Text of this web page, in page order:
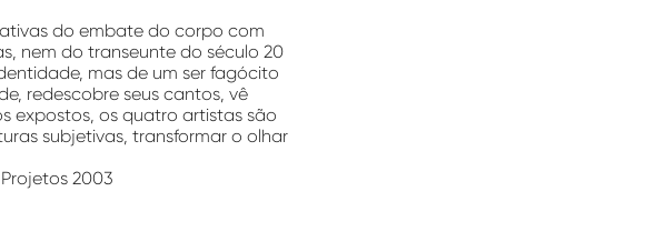
do embate do corpo com
nem do transeunte do século 20
mas de um ser fagócito
redescobre seus cantos, vê
expostos, os quatro artistas são
subjetivas, transformar o olhar
2003